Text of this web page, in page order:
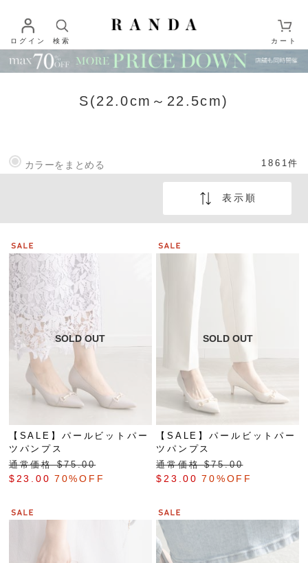
ログイン 検索 カート
S(22.0cm～22.5cm)
1861件
表示順
カラーをまとめる
【SALE】パールビットパー
ツパンプス
通常価格 $‌75.00
$‌23.00 70%OFF
【SALE】パールビットパー
ツパンプス
通常価格 $‌75.00
$‌23.00 70%OFF